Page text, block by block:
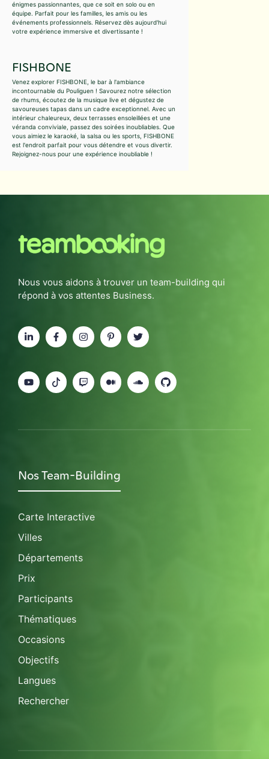
énigmes passionnantes, que ce soit en solo ou en
équipe. Parfait pour les familles, les amis ou les
événements professionnels. Réservez dès aujourd'hui
votre expérience immersive et divertissante !
FISHBONE
Venez explorer FISHBONE, le bar à l'ambiance
incontournable du Pouliguen ! Savourez notre sélection
de rhums, écoutez de la musique live et dégustez de
savoureuses tapas dans un cadre exceptionnel. Avec un
intérieur chaleureux, deux terrasses ensoleillées et une
véranda conviviale, passez des soirées inoubliables. Que
vous aimiez le karaoké, la salsa ou les sports, FISHBONE
est l'endroit parfait pour vous détendre et vous divertir.
Rejoignez-nous pour une expérience inoubliable !
Nous vous aidons à trouver un team-building qui
répond à vos attentes Business.
Nos Team-Building
Carte Interactive
Villes
Départements
Prix
Participants
Thématiques
Occasions
Objectifs
Langues
Rechercher